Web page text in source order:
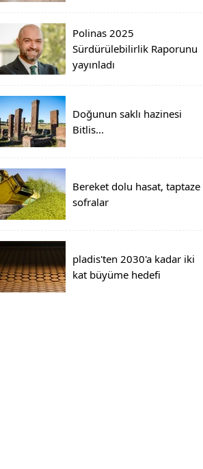
Polinas 2025
Sürdürülebilirlik Raporunu
yayınladı
Doğunun saklı hazinesi
Bitlis...
Bereket dolu hasat, taptaze
sofralar
pladis'ten 2030'a kadar iki
kat büyüme hedefi